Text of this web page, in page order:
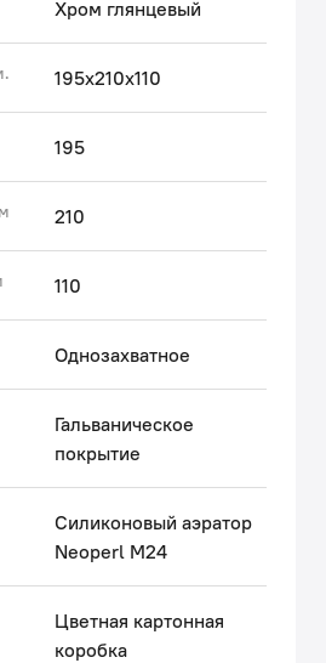
картриджа Softap
на жизненный цикл по
EN817).
Neoperl® гарантирует
воды без брызг. Легко
IDDIS® – 10 лет.
2023 г.
Хром глянцевый
195x210x110
195
210
110
Однозахватное
Гальваническое
покрытие
Силиконовый аэратор
Neoperl M24
Цветная картонная
коробка